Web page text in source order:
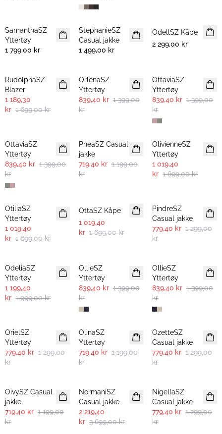
NYHET
SamanthaSZ
Yttertøy
1 799,00 kr
NYHET
StephanieSZ
Casual jakke
1 499,00 kr
NYHET
OdellSZ Kåpe
2 299,00 kr
RudolphaSZ
Blazer
1 189,30
kr 1 699,00 kr
OrlenaSZ
Yttertøy
839,40 kr 1 399,00
kr
OttaviaSZ
Yttertøy
839,40 kr 1 399,00
kr
OttaviaSZ
Yttertøy
839,40 kr 1 399,00
kr
PheaSZ Casual
jakke
719,40 kr 1 199,00
kr
-40%
OlivienneSZ
Yttertøy
1 019,40
kr 1 699,00 kr
-40%
OtiliaSZ
Yttertøy
1 019,40
kr 1 699,00 kr
OttaSZ Kåpe
1 019,40
kr 1 699,00 kr
PindreSZ
Casual jakke
779,40 kr 1 299,00
kr
OdeliaSZ
Yttertøy
1 199,40
kr 1 999,00 kr
OllieSZ
Yttertøy
839,40 kr 1 399,00
kr
OllieSZ
Yttertøy
839,40 kr 1 399,00
kr
OrielSZ
Yttertøy
779,40 kr 1 299,00
kr
-40%
OlinaSZ
Yttertøy
719,40 kr 1 199,00
kr
-40%
OzetteSZ
Casual jakke
779,40 kr 1 299,00
kr
OivySZ Casual
jakke
719,40 kr 1 199,00
kr
NormaniSZ
Casual jakke
2 219,40
kr 3 699,00 kr
NigellaSZ
Casual jakke
779,40 kr 1 299,00
kr